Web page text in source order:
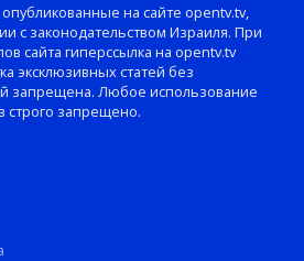
на сайте opentv.tv,
с законодательством Израиля. При
сайта гиперссылка на opentv.tv
эксклюзивных статей без
запрещена. Любое использование
строго запрещено.